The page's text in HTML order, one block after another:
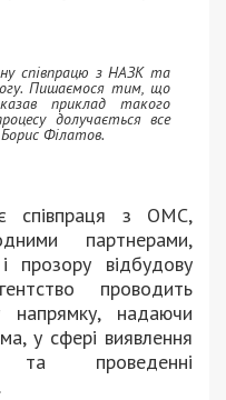
співпрацю з НАЗК та
Пишаємося тим, що
приклад такого
долучається все
Філатов.
співпраця з ОМС,
партнерами,
прозору відбудову
проводить
надаючи
у сфері виявлення
та проведенні